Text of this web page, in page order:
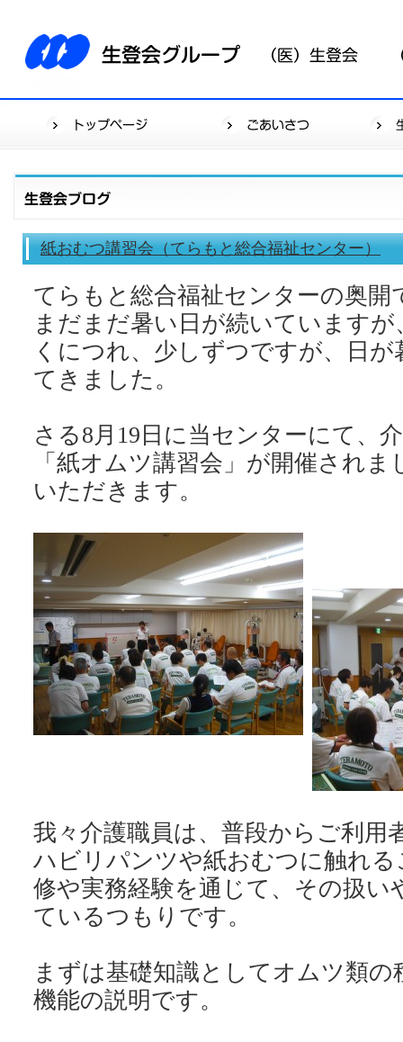
紙おむつ講習会（てらもと総合福祉センター）
てらもと総合福祉センターの奥開
まだまだ暑い日が続いています
くにつれ、少しずつですが、日
てきました。
さる8月19日に当センターにて、
「紙オムツ講習会」が開催され
いただきます。
我々介護職員は、普段からご利用
ハビリパンツや紙おむつに触れ
修や実務経験を通じて、その扱い
ているつもりです。
まずは基礎知識としてオムツ類
機能の説明です。